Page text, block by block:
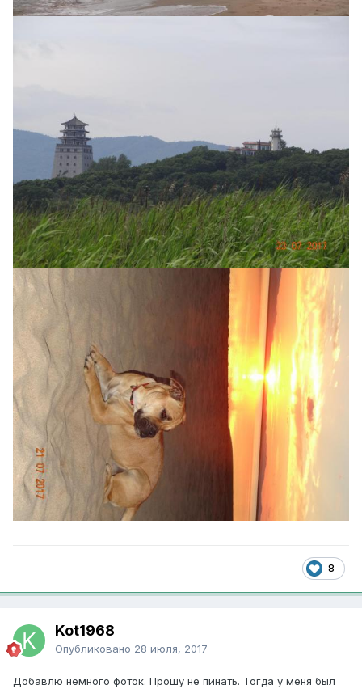
8
Kot1968
Опубликовано 28 июля, 2017
Добавлю немного фоток. Прошу не пинать. Тогда у меня был